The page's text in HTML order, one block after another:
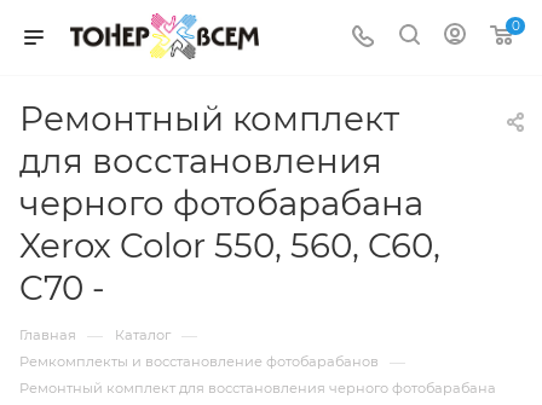
0
Ремонтный комплект
для восстановления
черного фотобарабана
Xerox Color 550, 560, C60,
C70 -
Главная — Каталог —
Ремкомплекты и восстановление фотобарабанов —
Ремонтный комплект для восстановления черного фотобарабана